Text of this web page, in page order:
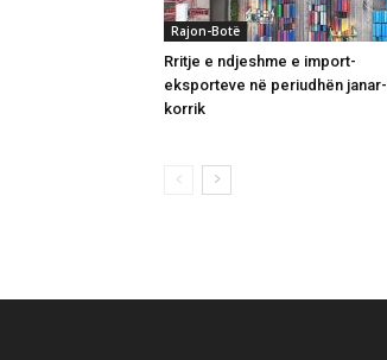
Rajon-Botë
Rritje e ndjeshme e import-
eksporteve në periudhën janar-
korrik